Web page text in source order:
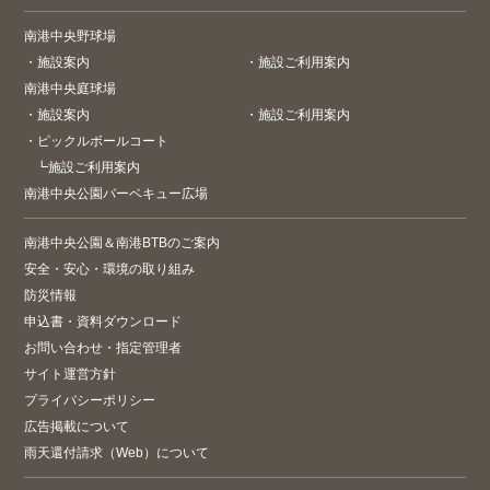
南港中央野球場
・施設案内 ・ 施設ご利用案内
南港中央庭球場
・施設案内 ・ 施設ご利用案内
・ ピックルボールコート
┗施設ご利用案内
南港中央公園バーベキュー広場
南港中央公園＆南港BTBのご案内
安全・安心・環境の取り組み
防災情報
申込書・資料ダウンロード
お問い合わせ・指定管理者
サイト運営方針
プライバシーポリシー
広告掲載について
雨天還付請求（Web）について